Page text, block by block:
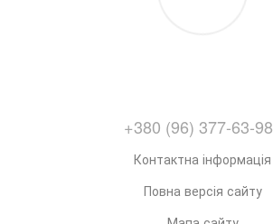
+380 (96) 377-63-98
Контактна інформація
Повна версія сайту